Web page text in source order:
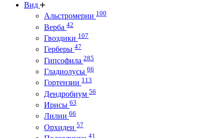
Вид
Альстромерии 100
Верба 42
Гвоздики 107
Герберы 47
Гипсофила 285
Гладиолусы 66
Гортензии 113
Дендробиум 56
Ирисы 63
Лилии 66
Орхидеи 57
41